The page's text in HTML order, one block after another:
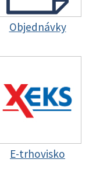
Objednávky
E-trhovisko